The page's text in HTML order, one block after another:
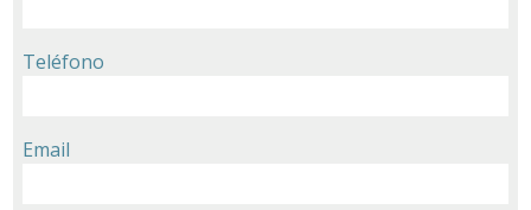
Teléfono
Email